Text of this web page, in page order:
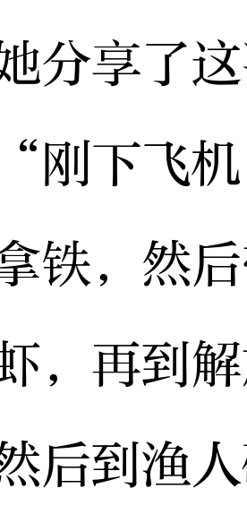
分享了
刚下飞
铁，然
，再到
后到渔